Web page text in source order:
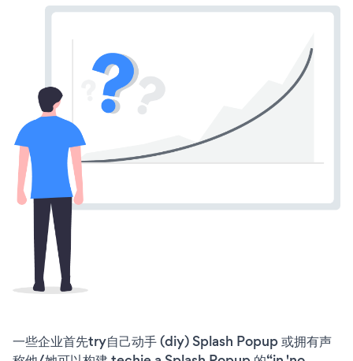
一些企业首先try自己动手 (diy) Splash Popup 或拥有声